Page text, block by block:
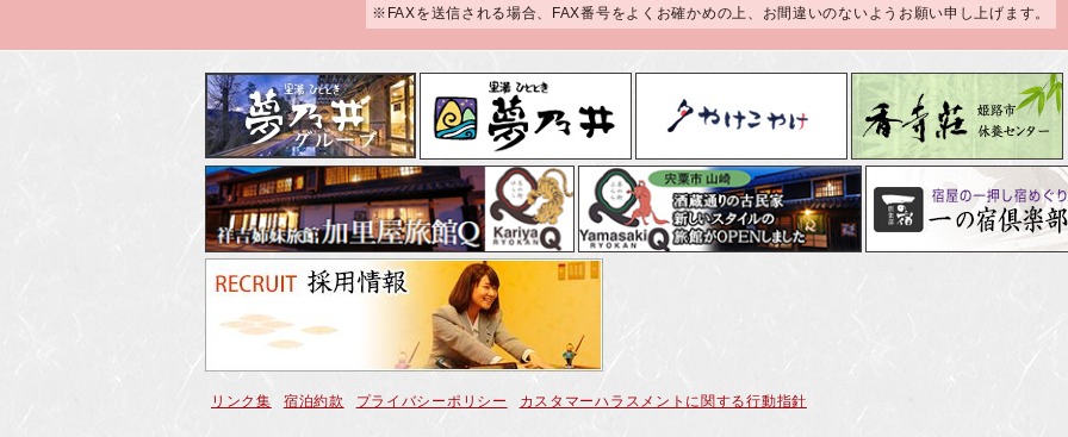
※FAXを送信される場合、FAX番号をよくお確かめの上、お間違いのないようお願い申し上げます。
リンク集 宿泊約款 プライバシーポリシー カスタマーハラスメントに関する行動指針